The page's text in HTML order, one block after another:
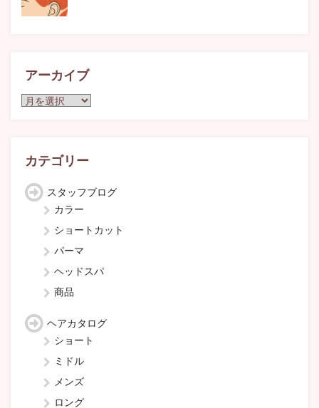
アーカイブ
ア
ブ
カテゴリー
スタッフブログ
カラー
ショートカット
パーマ
ヘッドスパ
商品
ヘアカタログ
ショート
ミドル
メンズ
ロング